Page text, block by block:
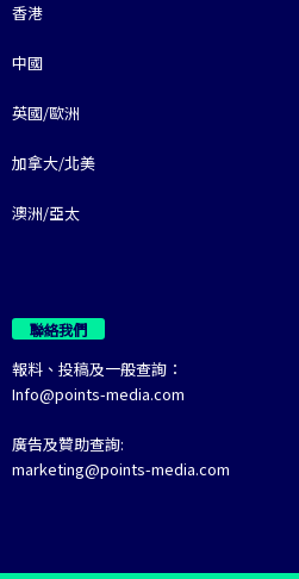
香港
中國
英國/歐洲
加拿大/北美
澳洲/亞太
聯絡我們
報料、投稿及一般查詢：
Info@points-media.com
廣告及贊助查詢:
marketing@points-media.com